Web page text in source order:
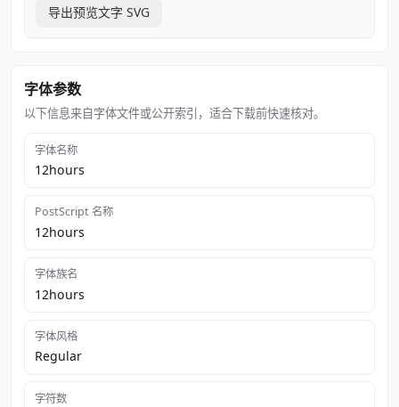
导出预览文字 SVG
字体参数
以下信息来自字体文件或公开索引，适合下载前快速核对。
字体名称
12hours
PostScript 名称
12hours
字体族名
12hours
字体风格
Regular
字符数